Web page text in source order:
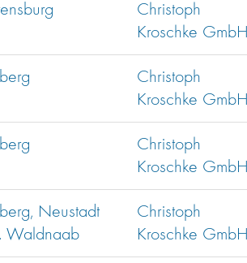
Christoph
Kroschke GmbH
Christoph
Kroschke GmbH
Christoph
Kroschke GmbH
Neustadt
Waldnaab
Christoph
Kroschke GmbH